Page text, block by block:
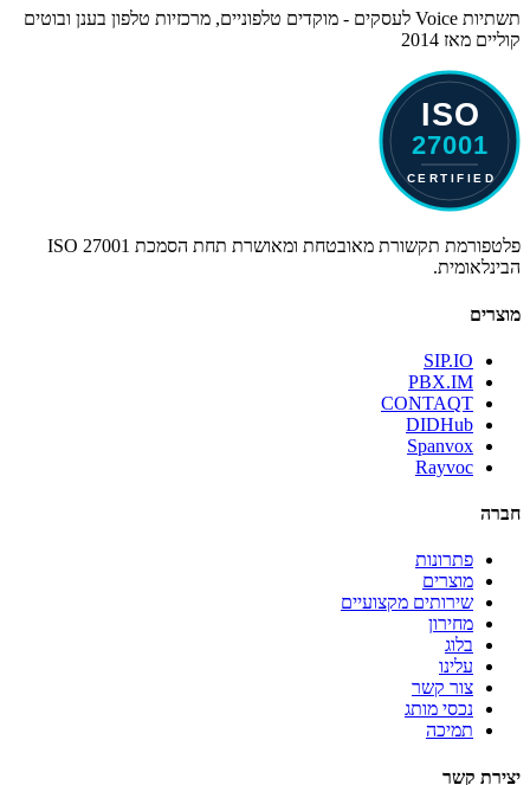
תשתיות Voice לעסקים - מוקדים טלפוניים, מרכזיות טלפון בענן ובוטים
קוליים מאז 2014
פלטפורמת תקשורת מאובטחת ומאושרת תחת הסמכת ISO 27001
הבינלאומית.
מוצרים
SIP.IO
PBX.IM
CONTAQT
DIDHub
Spanvox
Rayvoc
חברה
פתרונות
מוצרים
שירותים מקצועיים
מחירון
בלוג
עלינו
צור קשר
נכסי מותג
תמיכה
יצירת קשר